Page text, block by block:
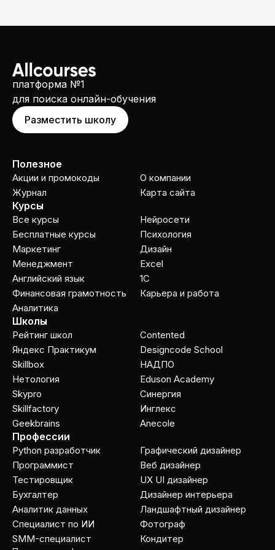
платформа №1
для поиска онлайн-обучения
Разместить школу
Полезное
Акции и промокоды
Журнал
О компании
Карта сайта
Курсы
Все курсы
Бесплатные курсы
Маркетинг
Менеджмент
Английский язык
Финансовая грамотность
Аналитика
Нейросети
Психология
Дизайн
Excel
1C
Карьера и работа
Школы
Рейтинг школ
Яндекс Практикум
Skillbox
Нетология
Skypro
Skillfactory
Geekbrains
Contented
Designcode School
НАДПО
Eduson Academy
Cинергия
Инглекс
Anecole
Профессии
Python разработчик
Программист
Тестировщик
Бухгалтер
Аналитик данных
Специалист по ИИ
SMM-специалист
Графический дизайнер
Веб дизайнер
UX UI дизайнер
Дизайнер интерьера
Ландшафтный дизайнер
Фотограф
Кондитер